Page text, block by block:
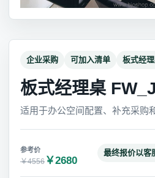
企业采购 可加入清单 板式经
板式经理桌
适用于办公空间配置、补充采购
￥4556 ￥2680
最终报价以客